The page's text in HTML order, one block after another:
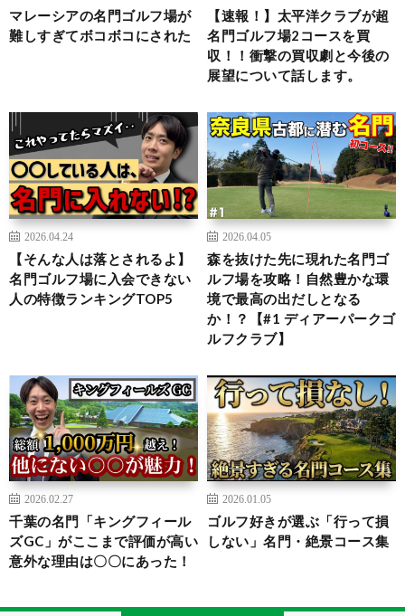
マレーシアの名門ゴルフ場が
難しすぎてボコボコにされた
【速報！】太平洋クラブが超
名門ゴルフ場2コースを買
収！！衝撃の買収劇と今後の
展望について話します。
2026.04.24
【そんな人は落とされるよ】
名門ゴルフ場に入会できない
人の特徴ランキングTOP5
2026.04.05
森を抜けた先に現れた名門ゴ
ルフ場を攻略！自然豊かな環
境で最高の出だしとなる
か！？【#1 ディアーパークゴ
ルフクラブ】
2026.02.27
千葉の名門「キングフィール
ズGC」がここまで評価が高い
意外な理由は〇〇にあった！
2026.01.05
ゴルフ好きが選ぶ「行って損
しない」名門・絶景コース集